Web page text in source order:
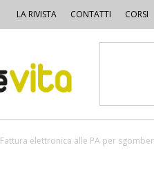
LA RIVISTA CONTATTI CORSI
Fattura elettronica alle PA per